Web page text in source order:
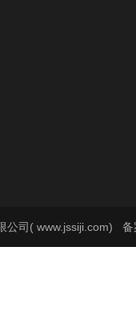
公司( www.jssiji.com) 备